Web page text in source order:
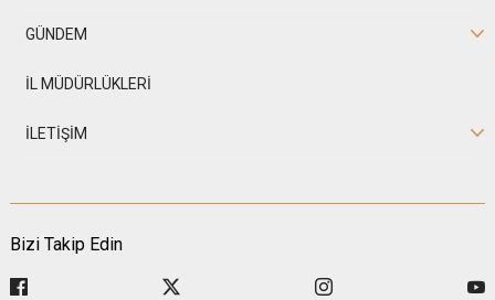
GÜNDEM
İL MÜDÜRLÜKLERİ
İLETİŞİM
Bizi Takip Edin